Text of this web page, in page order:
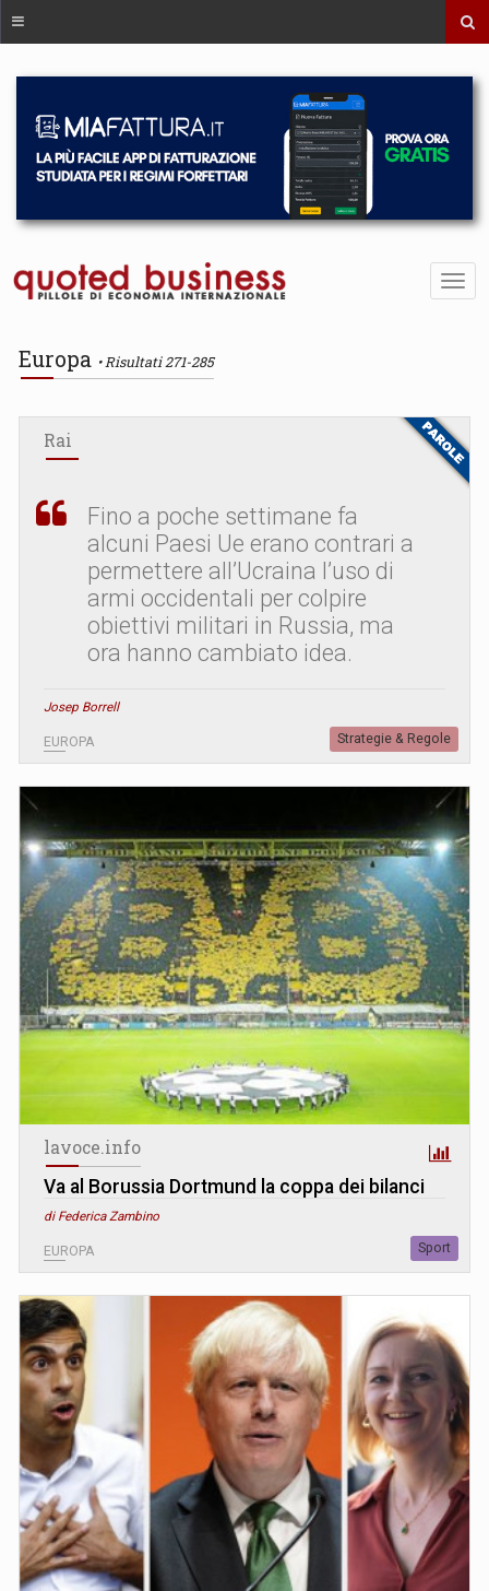
Europa Risultati 271-285
Rai
Fino a poche settimane fa
alcuni Paesi Ue erano contrari a
permettere all’Ucraina l’uso di
armi occidentali per colpire
obiettivi militari in Russia, ma
ora hanno cambiato idea.
Josep Borrell
EUROPA Strategie & Regole
lavoce.info
Va al Borussia Dortmund la coppa dei bilanci
di Federica Zambino
EUROPA Sport